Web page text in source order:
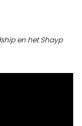
en het Shayp